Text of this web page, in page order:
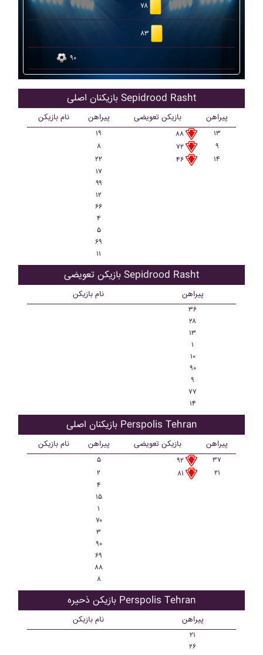
۷۸
۸۳
۹۰
بازیکنان اصلی Sepidrood Rasht
نام بازیکن پیراهن بازیکن تعویضی پیراهن
۱۹ ۸۸
۱۳
۸
۷۲
۹
۲۲
۴۶
۱۴
۱۷
۹۹
۱۲
۶۶
۴
۵
۶۹
۱۱
بازیکن تعویضی Sepidrood Rasht
نام بازیکن پیراهن
۳۶
۲۸
۱۳
۱
۱۰
۹۰
۹
۷۷
۱۴
بازیکنان اصلی Perspolis Tehran
نام بازیکن پیراهن بازیکن تعویضی پیراهن
۵ ۹۲
۳۷
۲
۸۱
۲۱
۴
۱۵
۱
۷۰
۳
۹۰
۶۹
۸۸
۸
بازیکن ذحیره Perspolis Tehran
نام بازیکن پیراهن
۲۱
۲۶